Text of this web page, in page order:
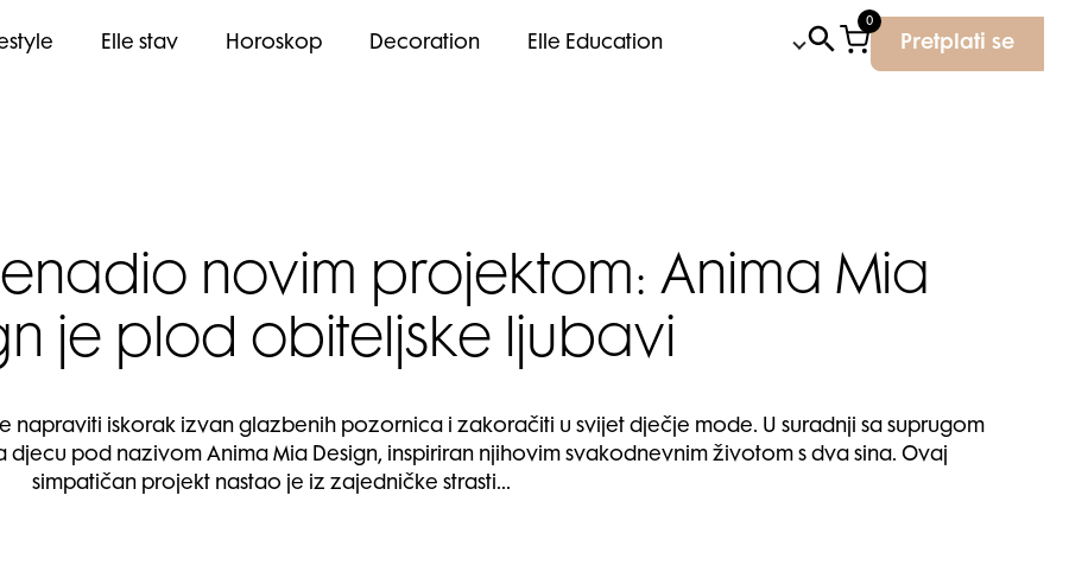
Elle stav Horoskop Decoration Elle Education
0
Pretplati se
novim projektom: Anima Mia
je plod obiteljske ljubavi
napraviti iskorak izvan glazbenih pozornica i zakoračiti u svijet dječje mode. U suradnji sa suprugom
pod nazivom Anima Mia Design, inspiriran njihovim svakodnevnim životom s dva sina. Ovaj
simpatičan projekt nastao je iz zajedničke strasti…